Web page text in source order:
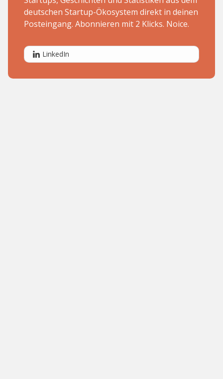
deutschen Startup-Ökosystem direkt in deinen
Posteingang. Abonnieren mit 2 Klicks. Noice.
LinkedIn